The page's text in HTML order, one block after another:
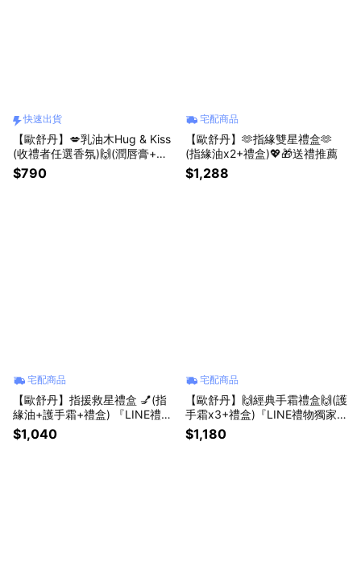
快速出貨
【歐舒丹】💋乳油木Hug & Kiss
(收禮者任選香氛)🙌(潤唇膏+護
手霜+禮盒)『LINE禮物獨家組
合』[快速出貨]
$790
宅配商品
【歐舒丹】🫶指緣雙星禮盒🫶
(指緣油x2+禮盒)💖🎁送禮推薦
$1,288
宅配商品
【歐舒丹】指援救星禮盒 💅(指
緣油+護手霜+禮盒) 『LINE禮物
獨家組合』
$1,040
宅配商品
【歐舒丹】🙌經典手霜禮盒🙌(護
手霜x3+禮盒)『LINE禮物獨家組
合』乳油木 橙花 櫻花🎁送禮推
薦
$1,180